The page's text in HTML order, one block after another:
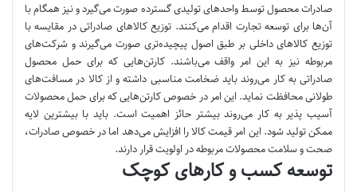
صادرات محصول توسط واحدهای تولیدی گسترده صورت می‌گیرد و نیز همگام با
آن‌ها برای توسعه تجارت اقدام می‌کنند. توزیع کالاهای صادراتی در مقایسه با
توزیع کالاهای داخلی بر طبق اصول پیچیده‌تری صورت می‌گیرند و شرکت‌های
مربوطه نیز به این امر واقف می‌باشند. کارتن‌هایی که برای حمل محصول
صادراتی به کار می‌روند باید ضخامت مناسبی داشته و از کالا در مسافت‌های
طولانی محافظت نماید. این امر در خصوص کارتن‌هایی که برای حمل محصولات
آسیب پذیر به کار می‌روند بیشتر حائز اهمیت است. باید با بیشترین لایه
ممکن تولید شود. این امر قیمت کالا را افزایش می‌دهد اما در خصوص صادرات،
صحت و سلامت محصولات مربوطه در اولویت قرار دارند.
توسعه کسب و کارهای کوچک